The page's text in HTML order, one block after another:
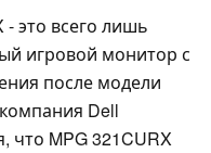
- это всего лишь
игровой монитор с
после модели
Dell
что MPG 321CURX